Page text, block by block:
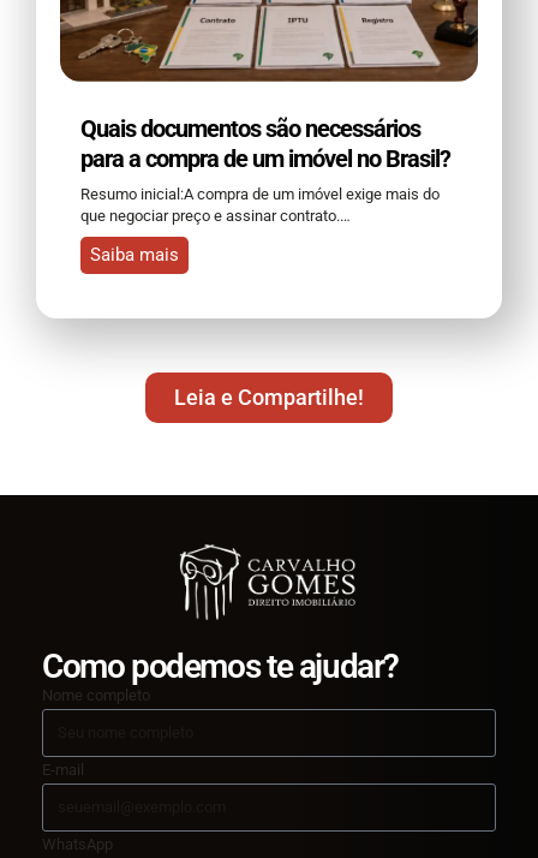
Quais documentos são necessários
para a compra de um imóvel no Brasil?
Resumo inicial:A compra de um imóvel exige mais do
que negociar preço e assinar contrato.…
Saiba mais
Leia e Compartilhe!
Como podemos te ajudar?
Nome completo
E-mail
WhatsApp